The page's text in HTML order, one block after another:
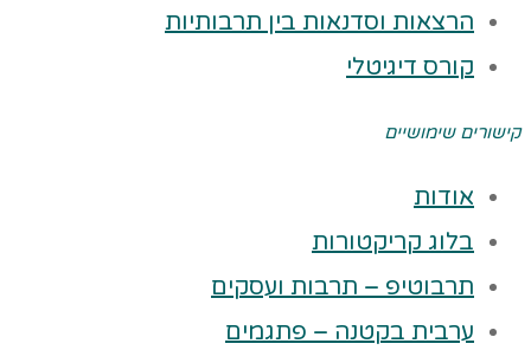
הרצאות וסדנאות בין תרבותיות
קורס דיגיטלי
קישורים שימושיים
אודות
בלוג קריקטורות
תרבוטיפ – תרבות ועסקים
ערבית בקטנה – פתגמים